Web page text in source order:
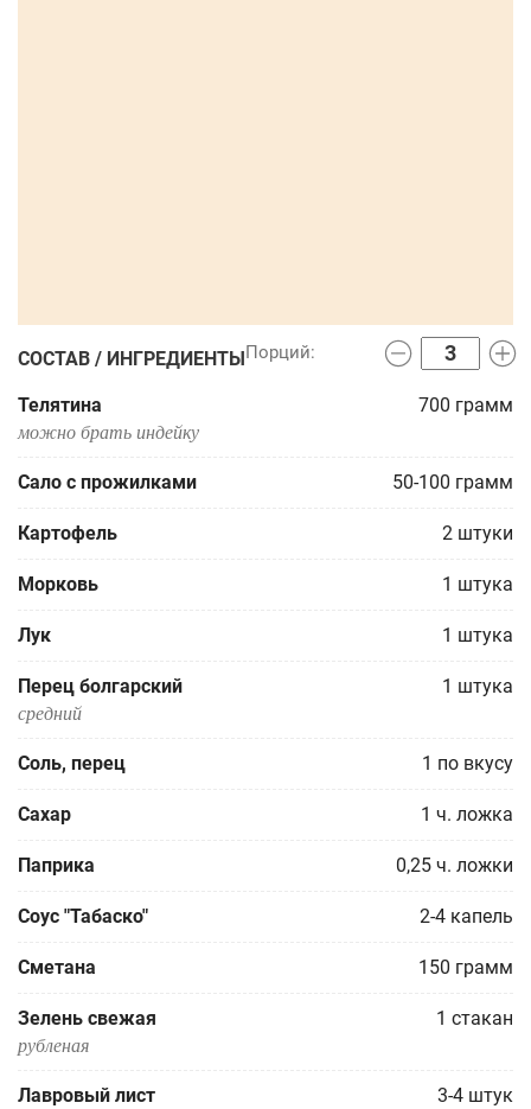
СОСТАВ / ИНГРЕДИЕНТЫ
Телятина 700 грамм
можно брать индейку
Сало с прожилками 50-100 грамм
Картофель 2 штуки
Морковь 1 штука
Лук 1 штука
Перец болгарский 1 штука
средний
Соль, перец 1 по вкусу
Сахар 1 ч. ложка
Паприка 0,25 ч. ложки
Соус "Табаско" 2-4 капель
Сметана 150 грамм
Зелень свежая 1 стакан
рубленая
Лавровый лист 3-4 штук